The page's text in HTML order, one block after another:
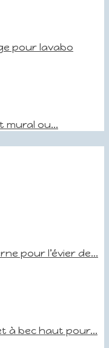
pour lavabo
mural ou...
pour l’évier de...
à bec haut pour...